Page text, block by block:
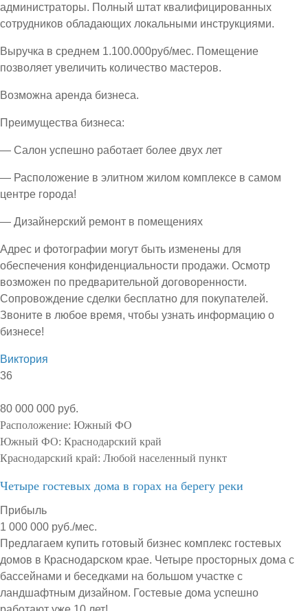
администраторы. Полный штат квалифицированных
сотрудников обладающих локальными инструкциями.
Выручка в среднем 1.100.000руб/мес. Помещение
позволяет увеличить количество мастеров.
Возможна аренда бизнеса.
Преимущества бизнеса:
— Салон успешно работает более двух лет
— Расположение в элитном жилом комплексе в самом
центре города!
— Дизайнерский ремонт в помещениях
Адрес и фотографии могут быть изменены для
обеспечения конфиденциальности продажи. Осмотр
возможен по предварительной договоренности.
Сопровождение сделки бесплатно для покупателей.
Звоните в любое время, чтобы узнать информацию о
бизнесе!
Виктория
36
80 000 000 руб.
Расположение: Южный ФО
Южный ФО: Краснодарский край
Краснодарский край: Любой населенный пункт
Четыре гостевых дома в горах на берегу реки
Прибыль
1 000 000 руб./мес.
Предлагаем купить готовый бизнес комплекс гостевых
домов в Краснодарском крае. Четыре просторных дома с
бассейнами и беседками на большом участке с
ландшафтным дизайном. Гостевые дома успешно